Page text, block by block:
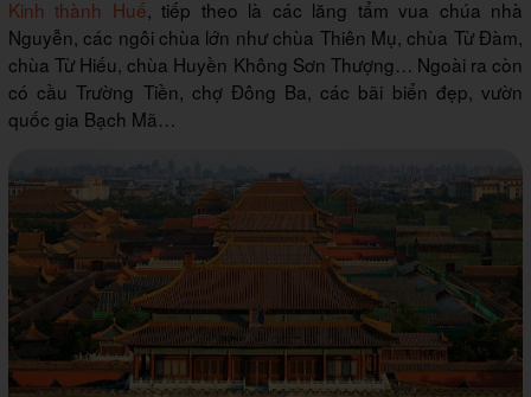
Kinh thành Huế, tiếp theo là các lăng tẩm vua chúa nhà
Nguyễn, các ngôi chùa lớn như chùa Thiên Mụ, chùa Từ Đàm,
chùa Từ Hiếu, chùa Huyền Không Sơn Thượng… Ngoài ra còn
có cầu Trường Tiền, chợ Đông Ba, các bãi biển đẹp, vườn
quốc gia Bạch Mã…